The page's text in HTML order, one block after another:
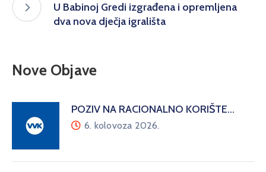
U Babinoj Gredi izgrađena i opremljena
dva nova dječja igrališta
Nove Objave
POZIV NA RACIONALNO KORIŠTE…
6. kolovoza 2026.